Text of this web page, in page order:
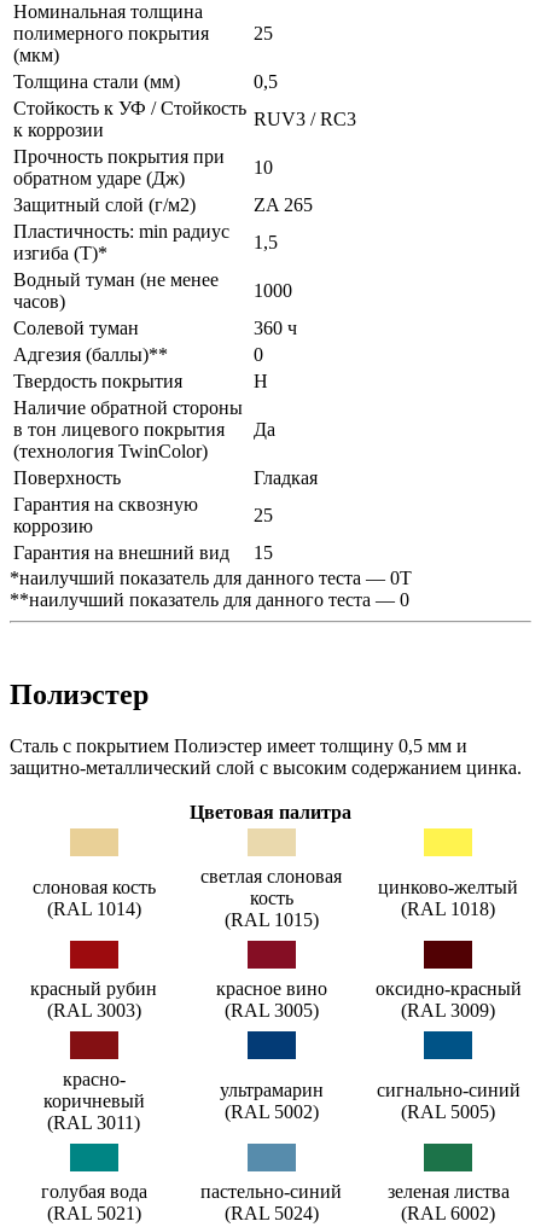
Номинальная толщина
полимерного покрытия
(мкм)
25
Толщина стали (мм)
0,5
Стойкость к УФ / Стойкость
к коррозии
RUV3 / RC3
Прочность покрытия при
обратном ударе (Дж)
10
Защитный слой (г/м2)
ZA 265
Пластичность: min радиус
изгиба (Т)*
1,5
Водный туман (не менее
часов)
1000
Солевой туман
360 ч
Адгезия (баллы)**
0
Твердость покрытия
H
Наличие обратной стороны
в тон лицевого покрытия
(технология TwinColor)
Да
Поверхность
Гладкая
Гарантия на сквозную
коррозию
25
Гарантия на внешний вид
15
*наилучший показатель для данного теста — 0Т
**наилучший показатель для данного теста — 0
Полиэстер
Сталь с покрытием Полиэстер имеет толщину 0,5 мм и
защитно-металлический слой с высоким содержанием цинка.
Цветовая палитра
слоновая кость
(RAL 1014)
светлая слоновая
кость
(RAL 1015)
цинково-желтый
(RAL 1018)
красный рубин
(RAL 3003)
красное вино
(RAL 3005)
оксидно-красный
(RAL 3009)
красно-
коричневый
(RAL 3011)
ультрамарин
(RAL 5002)
сигнально-синий
(RAL 5005)
голубая вода
(RAL 5021)
пастельно-синий
(RAL 5024)
зеленая листва
(RAL 6002)